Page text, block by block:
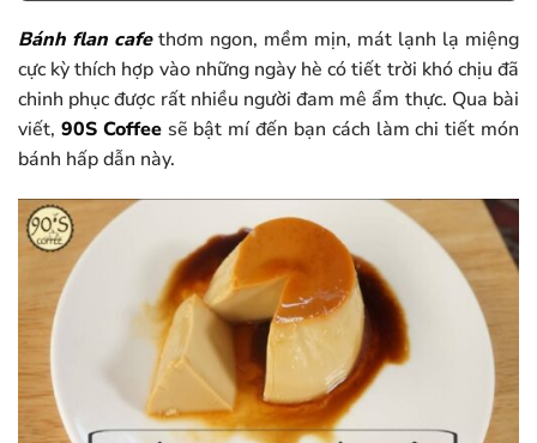
Bánh flan cafethơm ngon, mềm mịn, mát lạnh lạ miệng
cực kỳ thích hợp vào những ngày hè có tiết trời khó chịu đã
chinh phục được rất nhiều người đam mê ẩm thực. Qua bài
viết, 90S Coffee sẽ bật mí đến bạn cách làm chi tiết món
bánh hấp dẫn này.